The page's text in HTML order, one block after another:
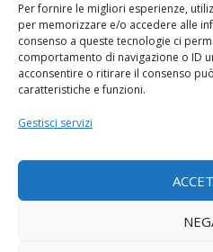
Per fornire le migliori esperienze,
per memorizzare e/o accedere alle
consenso a queste tecnologie ci
comportamento di navigazione o ID
acconsentire o ritirare il consenso
caratteristiche e funzioni.
Gestisci servizi
I NOSTRI SPONSOR
Calcio Panchina
Diretta.it